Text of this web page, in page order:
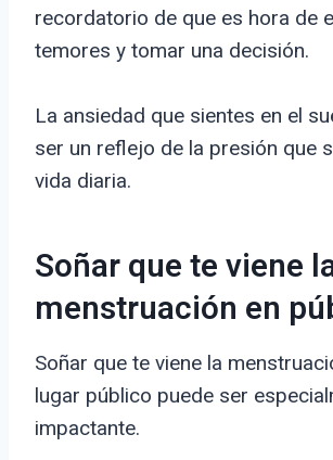
recordatorio de que es hora de
temores y tomar una decisión.
La ansiedad que sientes en el
ser un reflejo de la presión que
vida diaria.
Soñar que te viene
menstruación en
Soñar que te viene la
lugar público puede ser
impactante.